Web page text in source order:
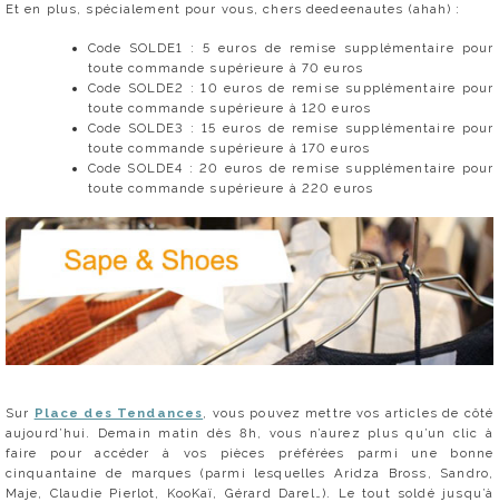
Et en plus, spécialement pour vous, chers deedeenautes (ahah) :
Code SOLDE1 : 5 euros de remise supplémentaire pour
toute commande supérieure à 70 euros
Code SOLDE2 : 10 euros de remise supplémentaire pour
toute commande supérieure à 120 euros
Code SOLDE3 : 15 euros de remise supplémentaire pour
toute commande supérieure à 170 euros
Code SOLDE4 : 20 euros de remise supplémentaire pour
toute commande supérieure à 220 euros
Sur Place des Tendances , vous pouvez mettre vos articles de côté
aujourd’hui. Demain matin dès 8h, vous n’aurez plus qu’un clic à
faire pour accéder à vos pièces préférées parmi une bonne
cinquantaine de marques (parmi lesquelles Aridza Bross, Sandro,
Maje, Claudie Pierlot, KooKaï, Gérard Darel…). Le tout soldé jusqu’à